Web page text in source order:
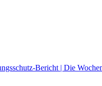
Bericht | Die